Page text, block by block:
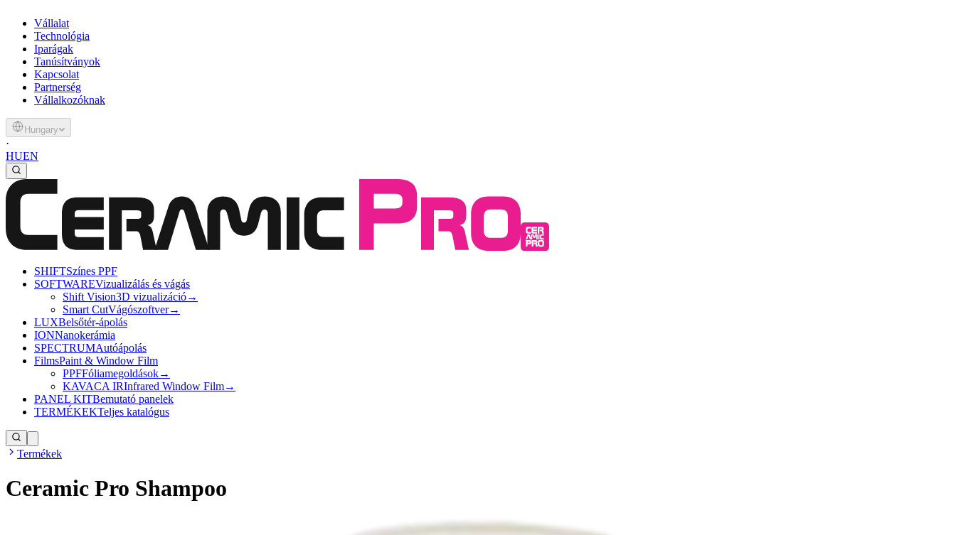
Vállalat
Technológia
Iparágak
Tanúsítványok
Kapcsolat
Partnerség
Vállalkozóknak
Hungary
·
HUEN
SHIFTSzínes PPF
SOFTWAREVizualizálás és vágás
Shift Vision3D vizualizáció→
Smart CutVágószoftver→
LUXBelsőtér-ápolás
IONNanokerámia
SPECTRUMAutóápolás
FilmsPaint & Window Film
PPFFóliamegoldások→
KAVACA IRInfrared Window Film→
PANEL KITBemutató panelek
TERMÉKEKTeljes katalógus
Termékek
Ceramic Pro Shampoo